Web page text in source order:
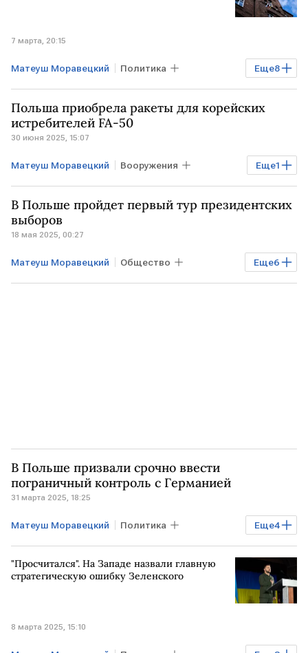
7 марта, 20:15
Еще8
Матеуш Моравецкий Политика
Общество Мировая экономика
УКРАИНА ПОЛЬША
Сергей Лавров
Польша приобрела ракеты для корейских
истребителей FA-50
30 июня 2025, 15:07
Еще1
Матеуш Моравецкий Вооружения
ПОЛЬША
В Польше пройдет первый тур президентских
выборов
18 мая 2025, 00:27
Еще6
Матеуш Моравецкий Общество
ПОЛЬША УКРАИНА Дональд Туск
В Польше призвали срочно ввести
пограничный контроль с Германией
31 марта 2025, 18:25
Еще4
Матеуш Моравецкий Политика
ПОЛЬША ГЕРМАНИЯ граница
контроль
"Просчитался". На Западе назвали главную
стратегическую ошибку Зеленского
8 марта 2025, 15:10